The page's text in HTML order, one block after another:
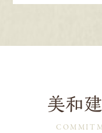
美和